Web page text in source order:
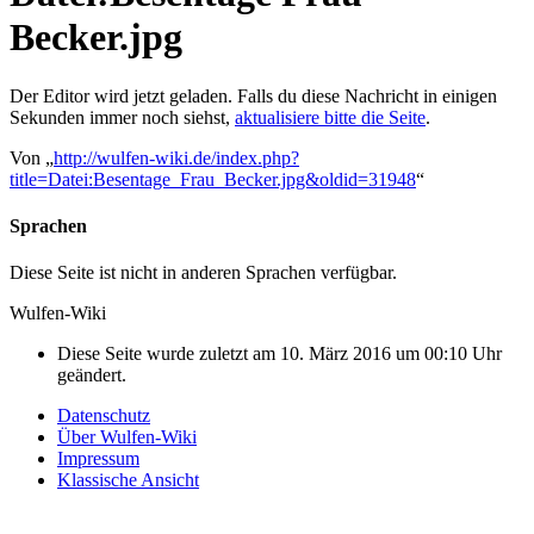
Becker.jpg
Der Editor wird jetzt geladen. Falls du diese Nachricht in einigen
Sekunden immer noch siehst, aktualisiere bitte die Seite.
Von „http://wulfen-wiki.de/index.php?
title=Datei:Besentage_Frau_Becker.jpg&oldid=31948“
Sprachen
Diese Seite ist nicht in anderen Sprachen verfügbar.
Wulfen-Wiki
Diese Seite wurde zuletzt am 10. März 2016 um 00:10 Uhr
geändert.
Datenschutz
Über Wulfen-Wiki
Impressum
Klassische Ansicht